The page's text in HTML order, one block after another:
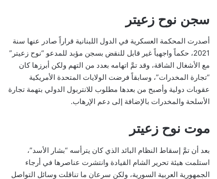
سجن نوح زعيتر
أصدرت المحكمة العسكرية في الدول اللبنانية قراراً صادر عنها سنة
2021، حكماً واجهياً غير قابل للنقض بسجن مؤبد للمدعو “نوح زعيتر”
مع الأشغال الشاقة، وقد تمَّ اتهامه بعدد من التهم ولكن أبرزها كان
“تجارة المخدرات”، وسابقاً فرضت الولايات المتحدة الأمريكية
عقوبات دولية وأصبح من بعدها مطلوب للانتربول الدولي بتهمة تجارة
الأسلحة والمخدرات بالإضافة إلى دعم الإرهاب.
موت نوح زعيتر
بعد أن تمَّ إسقاط النظام البائد الذي كان يترأسه “بشار الأسد”،
استلمت هيئة تحرير الشام القيادة وانتشرت عناصرها في أرجاء
الجمهورية العربية السورية، ولكن سرعان ما تناقلت وسائل التواصل